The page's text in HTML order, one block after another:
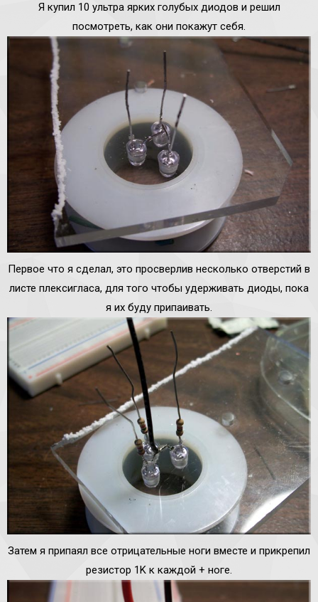
Я купил 10 ультра ярких голубых диодов и решил
посмотреть, как они покажут себя.
Первое что я сделал, это просверлив несколько отверстий в
листе плексигласа, для того чтобы удерживать диоды, пока
я их буду припаивать.
Затем я припаял все отрицательные ноги вместе и прикрепил
резистор 1K к каждой + ноге.